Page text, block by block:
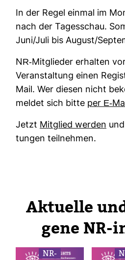
In der Regel einmal im
nach der Tages­schau.
Juni/Juli bis August/
NR-​Mit­glieder erhalten
Ver­an­stal­tung einen
Mail. Wer diesen nicht
meldet sich bitte per E-​
Jetzt Mit­glied werden
tungen teil­nehmen.
Aktu­elle
gene NR-​
NR-​